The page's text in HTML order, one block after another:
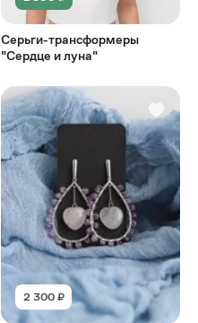
Серьги-трансформеры
"Сердце и луна"
2 300 ₽